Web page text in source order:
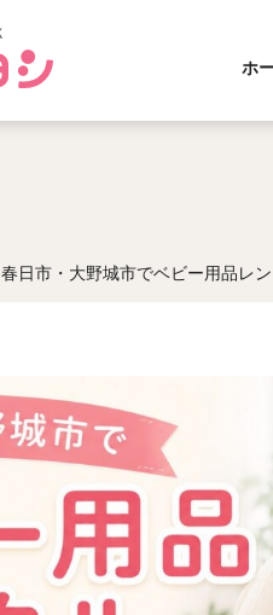
ホ
春日市・大野城市でベビー用品レ